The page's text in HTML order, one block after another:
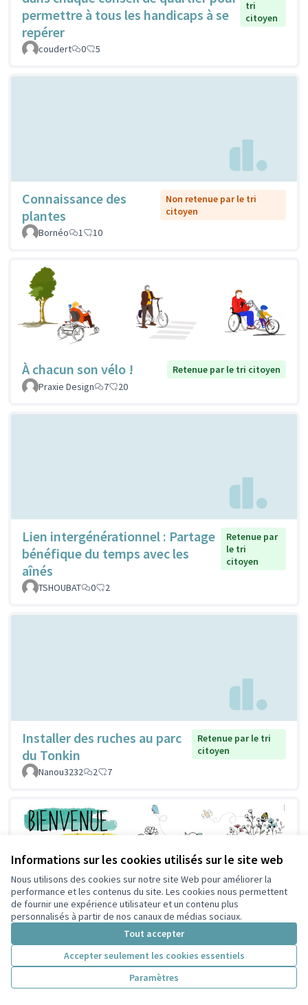
Informations sur les cookies utilisés sur le site web
Nous utilisons des cookies sur notre site Web pour améliorer la
performance et les contenus du site. Les cookies nous permettent
de fournir une expérience utilisateur et un contenu plus
personnalisés à partir de nos canaux de médias sociaux.
Tout accepter
Accepter seulement les cookies essentiels
Paramètres
permettre à tous les handicaps à se
repérer
tri
citoyen
coudert 0 5
Connaissance des
plantes
Non retenue par le tri
citoyen
Bornéo
1 10
À chacun son vélo !
Retenue par le tri citoyen
Praxie Design
7 20
Lien intergénérationnel : Partage
bénéfique du temps avec les
aînés
Retenue par
le tri
citoyen
TSHOUBAT 0 2
Installer des ruches au parc
du Tonkin
Retenue par le tri
citoyen
Nanou3232
2 7